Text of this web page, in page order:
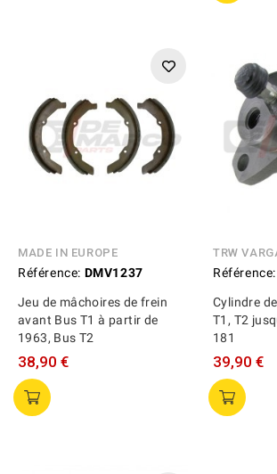
MADE IN EUROPE
Référence: DMV1237
Jeu de mâchoires de frein
avant Bus T1 à partir de
1963, Bus T2
38,90 €
TRW
Référence:
Cylindre
T1, T2
181
39,90 €